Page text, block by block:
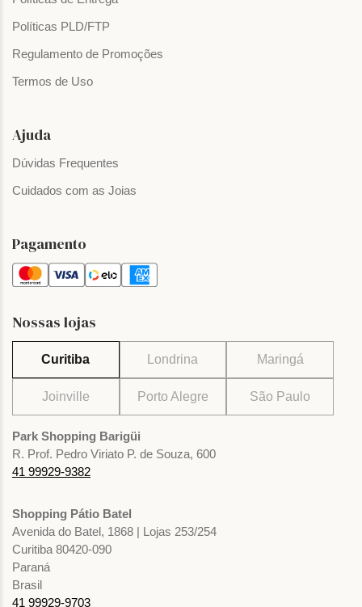
Políticas PLD/FTP
Regulamento de Promoções
Termos de Uso
Ajuda
Dúvidas Frequentes
Cuidados com as Joias
Pagamento
Nossas lojas
Curitiba Londrina Maringá
Joinville Porto Alegre São Paulo
Park Shopping Barigüi
R. Prof. Pedro Viriato P. de Souza, 600
41 99929-9382
Shopping Pátio Batel
Avenida do Batel, 1868 | Lojas 253/254
Curitiba 80420-090
Paraná
Brasil
41 99929-9703